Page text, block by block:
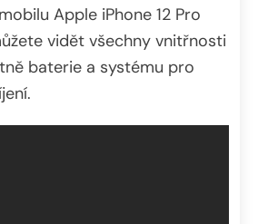
Apple iPhone 12 Pro
vidět všechny vnitřnosti
baterie a systému pro